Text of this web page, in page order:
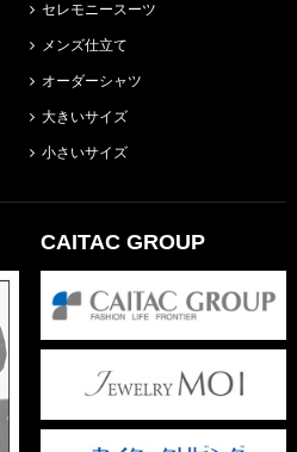
セレモニースーツ
メンズ仕立て
オーダーシャツ
大きいサイズ
小さいサイズ
CAITAC GROUP